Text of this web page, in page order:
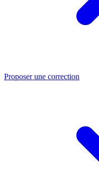
Proposer une correction